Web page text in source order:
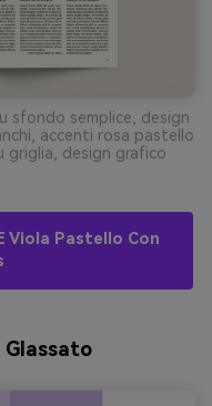
sfondo semplice, design
accenti rosa pastello
design grafico
Viola Pastello Con